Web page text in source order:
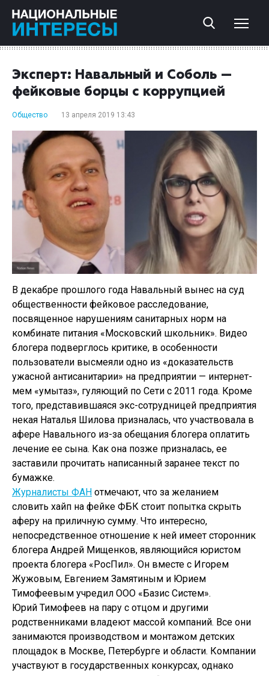
Эксперт: Навальный и Соболь —
фейковые борцы с коррупцией
Общество 13 апреля 2019 13:43
В декабре прошлого года Навальный вынес на суд
общественности фейковое расследование,
посвященное нарушениям санитарных норм на
комбинате питания «Московский школьник». Видео
блогера подверглось критике, в особенности
пользователи высмеяли одно из «доказательств
ужасной антисанитарии» на предприятии — интернет-
мем «умытаз», гуляющий по Сети с 2011 года. Кроме
того, представившаяся экс-сотрудницей предприятия
некая Наталья Шилова призналась, что участвовала в
афере Навального из-за обещания блогера оплатить
лечение ее сына. Как она позже призналась, ее
заставили прочитать написанный заранее текст по
бумажке.
Журналисты ФАН отмечают, что за желанием
словить хайп на фейке ФБК стоит попытка скрыть
аферу на приличную сумму. Что интересно,
непосредственное отношение к ней имеет сторонник
блогера Андрей Мищенков, являющийся юристом
проекта блогера «РосПил». Он вместе с Игорем
Жужовым, Евгением Замятиным и Юрием
Тимофеевым учредил ООО «Базис Систем».
Юрий Тимофеев на пару с отцом и другими
родственниками владеют массой компаний. Все они
занимаются производством и монтажом детских
площадок в Москве, Петербурге и области. Компании
участвуют в государственных конкурсах, однако